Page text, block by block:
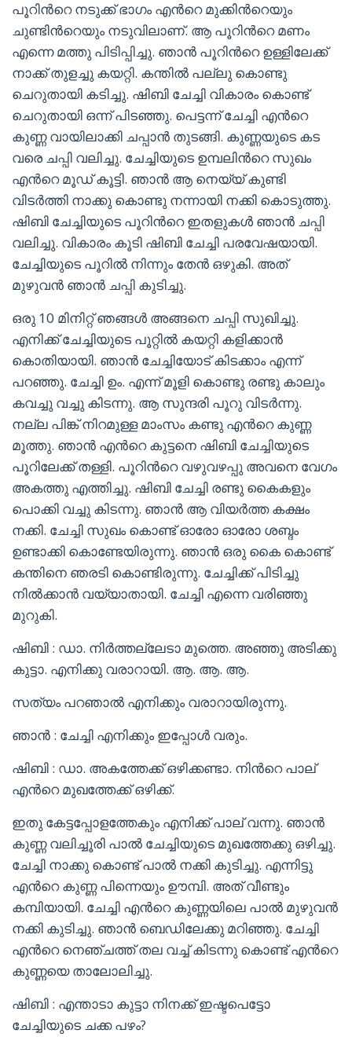
പൂറിൻറെ നടുക്ക് ഭാഗം എൻറെ മുക്കിൻറെയും
ചുണ്ടിൻറെയും നടുവിലാണ്. ആ പൂറിൻറെ മണം
എന്നെ മത്തു പിടിപ്പിച്ചു. ഞാൻ പൂറിൻറെ ഉള്ളിലേക്ക്
നാക്ക് തുളച്ചു കയറ്റി. കന്തിൽ പല്ലു കൊണ്ടു
ചെറുതായി കടിച്ചു. ഷിബി ചേച്ചി വികാരം കൊണ്ട്
ചെറുതായി ഒന്ന് പിടഞ്ഞു. പെട്ടന്ന് ചേച്ചി എൻറെ
കുണ്ണ വായിലാക്കി ചപ്പാൻ തുടങ്ങി. കുണ്ണയുടെ കട
വരെ ചപ്പി വലിച്ചു. ചേച്ചിയുടെ ഉമ്പലിൻറെ സുഖം
എൻറെ മൂഡ് കൂട്ടി. ഞാൻ ആ നെയ്യ് കുണ്ടി
വിടർത്തി നാക്കു കൊണ്ടു നന്നായി നക്കി കൊടുത്തു.
ഷിബി ചേച്ചിയുടെ പൂറിൻറെ ഇതളുകൾ ഞാൻ ചപ്പി
വലിച്ചു. വികാരം കൂടി ഷിബി ചേച്ചി പരവേഷയായി.
ചേച്ചിയുടെ പൂറിൽ നിന്നും തേൻ ഒഴുകി. അത്
മുഴുവൻ ഞാൻ ചപ്പി കുടിച്ചു.
ഒരു 10 മിനിറ്റ് ഞങ്ങൾ അങ്ങനെ ചപ്പി സുഖിച്ചു.
എനിക്ക് ചേച്ചിയുടെ പൂറ്റിൽ കയറ്റി കളിക്കാൻ
കൊതിയായി. ഞാൻ ചേച്ചിയോട് കിടക്കാം എന്ന്
പറഞ്ഞു. ചേച്ചി ഉം. എന്ന് മൂളി കൊണ്ടു രണ്ടു കാലും
കവച്ചു വച്ചു കിടന്നു. ആ സുന്ദരി പൂറു വിടർന്നു.
നല്ല പിങ്ക് നിറമുള്ള മാംസം കണ്ടു എൻറെ കുണ്ണ
മൂത്തു. ഞാൻ എൻറെ കുട്ടനെ ഷിബി ചേച്ചിയുടെ
പൂറിലേക്ക് തള്ളി. പൂറിൻറെ വഴുവഴപ്പു അവനെ വേഗം
അകത്തു എത്തിച്ചു. ഷിബി ചേച്ചി രണ്ടു കൈകളും
പൊക്കി വച്ചു കിടന്നു. ഞാൻ ആ വിയർത്ത കക്ഷം
നക്കി. ചേച്ചി സുഖം കൊണ്ട് ഓരോ ഓരോ ശബ്ദം
ഉണ്ടാക്കി കൊണ്ടേയിരുന്നു. ഞാൻ ഒരു കൈ കൊണ്ട്
കന്തിനെ ഞരടി കൊണ്ടിരുന്നു. ചേച്ചിക്ക് പിടിച്ചു
നിൽക്കാൻ വയ്യാതായി. ചേച്ചി എന്നെ വരിഞ്ഞു
മുറുകി.
ഷിബി : ഡാ. നിർത്തല്ലേടാ മുത്തെ. അഞ്ഞു അടിക്കു
കുട്ടാ. എനിക്കു വരാറായി. ആ. ആ. ആ.
സത്യം പറഞാൽ എനിക്കും വരാറായിരുന്നു.
ഞാൻ : ചേച്ചി എനിക്കും ഇപ്പോൾ വരും.
ഷിബി : ഡാ. അകത്തേക്ക് ഒഴിക്കണ്ടാ. നിൻറെ പാല്
എൻറെ മുഖത്തേക്ക് ഒഴിക്ക്.
ഇതു കേട്ടപ്പോളത്തേകും എനിക്ക് പാല് വന്നു. ഞാൻ
കുണ്ണ വലിച്ചൂരി പാൽ ചേച്ചിയുടെ മുഖത്തേക്കു ഒഴിച്ചു.
ചേച്ചി നാക്കു കൊണ്ട് പാൽ നക്കി കുടിച്ചു. എന്നിട്ടു
എൻറെ കുണ്ണ പിന്നെയും ഊമ്പി. അത് വീണ്ടും
കമ്പിയായി. ചേച്ചി എൻറെ കുണ്ണയിലെ പാൽ മുഴുവൻ
നക്കി കുടിച്ചു. ഞാൻ ബെഡിലേക്കു മറിഞ്ഞു. ചേച്ചി
എൻറെ നെഞ്ചത്ത് തല വച്ച് കിടന്നു കൊണ്ട് എൻറെ
കുണ്ണയെ താലോലിച്ചു.
ഷിബി : എന്താടാ കുട്ടാ നിനക്ക് ഇഷ്ടപെട്ടോ
ചേച്ചിയുടെ ചക്ക പഴം?